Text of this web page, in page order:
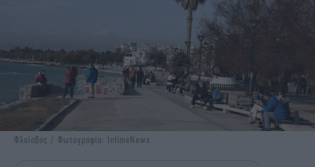
STORIES
TRAVEL
ΤΕΧΝΟΛΟΓΙΑ
ΥΓΕΙΑ
DESIGN
ΟΛΥΜΠΙΑΚΟΙ ΑΓΩΝΕΣ
EURO
GREEN
PODCAST
iAUTOKINITO
iOPINIONS
Φλοίσβος / Φωτογραφία: IntimeNews